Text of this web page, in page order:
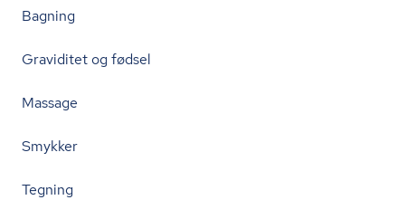
Bagning
Graviditet og fødsel
Massage
Smykker
Tegning